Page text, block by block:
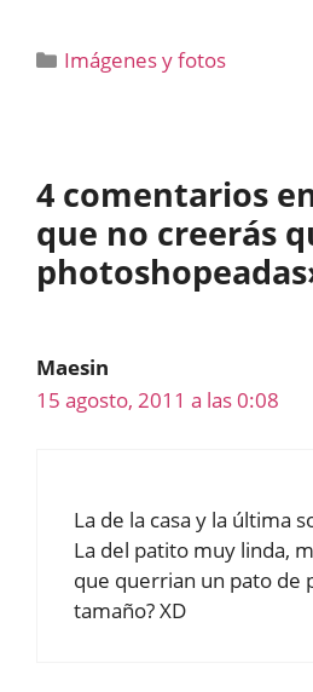
Categorías
Imágenes y fotos
4 comentarios
que no creerás
Maesin
15 agosto, 2011 a las 0:08
La de la casa y la última
La del patito muy linda,
que querrian un pato de
tamaño? XD